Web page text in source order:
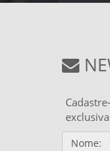
Nome: